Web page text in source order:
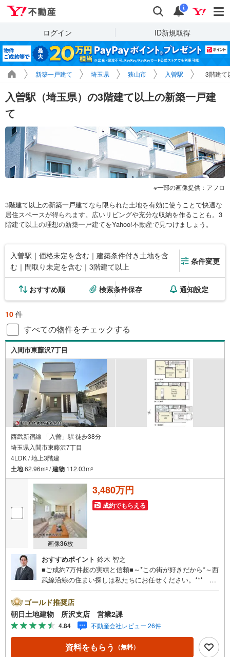
検索 通知
i
ログイン ID新規取得
新築一戸建て 埼玉県 狭山市 入曽駅 3階建て
入曽駅（埼玉県）の3階建て以上の新築一戸建
て
一部の画像提供：アフロ
3階建て以上の新築一戸建てなら限られた土地を有効に使うことで快適な
居住スペースが得られます。広いリビングや充分な収納を作ることも。3
階建て以上の理想の新築一戸建てをYahoo!不動産で見つけましょう。
入曽駅｜価格未定を含む｜建築条件付き土地を含
む｜間取り未定を含む｜3階建て以上
条件変更
おすすめ順 検索条件保存 通知設定
10 件
すべての物件をチェックする
入間市東藤沢7丁目
西武新宿線 「入曽」駅 徒歩38分
埼玉県入間市東藤沢7丁目
4LDK / 地上3階建
土地62.96m2 /建物 112.03m2
画像36枚
3,480万円
成約でもらえる
おすすめポイント 鈴木 智之
■ご成約7万件超の実績と信頼■～*この街が好きだから*～西
武線沿線の住まい探しは私たちにお任せください。*** 住
玉・神奈川に展開。豊富な取引データと現場経験をもと
に、お客様一人ひとりに最適なご提案を行っています。
「住宅ローンが不安」「自己資金が少ないけれど購入でき
る？」「住み替えの進め方が分からない」など、購入・売
却に関するお悩みにも有資格スタッフが丁寧に対応。資金
計画の立案から契約・お引渡しまで一貫してサポートいた
ゴールド推奨店
朝日土地建物 所沢支店 営業2課
4.84 不動産会社レビュー 26件
資料をもらう （無料）